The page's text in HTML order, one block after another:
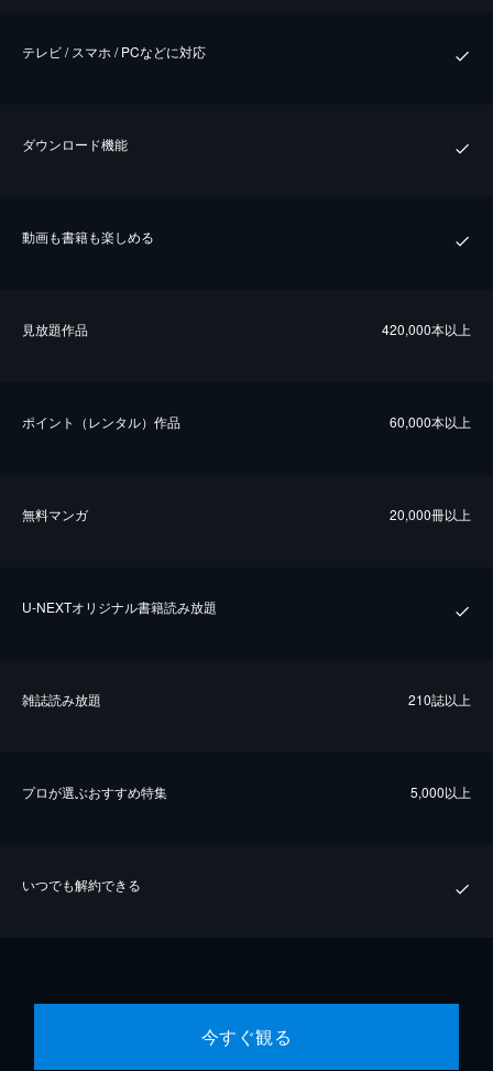
テレビ / スマホ / PCなどに対応
ダウンロード機能
動画も書籍も楽しめる
⾒放題作品 420,000本以上
ポイント（レンタル）作品 60,000本以上
無料マンガ 20,000冊以上
U-NEXTオリジナル書籍読み放題
雑誌読み放題 210誌以上
プロが選ぶおすすめ特集 5,000以上
いつでも解約できる
今すぐ観る